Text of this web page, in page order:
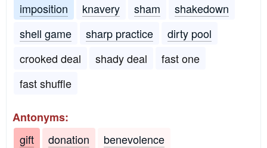
imposition
knavery sham
shakedown
shell game
sharp practice
dirty pool
crooked deal
shady deal
fast one
fast shuffle
Antonyms:
gift
donation benevolence